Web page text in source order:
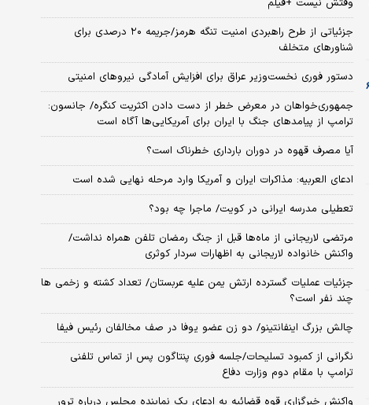
جزئیاتی از طرح راهبردی امنیت تنگه هرمز/جریمه ۲۰ درصدی برای
شناورهای متخلف
دستور فوری نخست‌وزیر عراق برای افزایش آمادگی نیروهای امنیتی
جمهوری‌خواهان در معرض خطر از دست دادن اکثریت کنگره/ جانسون:
ترامپ از پیامدهای جنگ با ایران برای آمریکایی‌ها آگاه است
آیا مصرف قهوه در دوران بارداری خطرناک است؟
ادعای العربیه: مذاکرات ایران و آمریکا وارد مرحله نهایی شده است
تعطیلی مدرسه ایرانی در کویت/ ماجرا چه بود؟
مرتضی لاریجانی از ماه‌ها قبل از جنگ رمضان تلفن همراه نداشت/
واکنش خانواده لاریجانی به اظهارات سردار کوثری
جزئیات عملیات گسترده ارتش یمن علیه عربستان/ تعداد کشته و زخمی ها
چند نفر است؟
چالش بزرگ اینفانتینو/ دو زن عضو یوفا در صف مخالفان رئیس فیفا
نگرانی از کمبود تسلیحات/جلسه فوری پنتاگون پس از تماس تلفنی
ترامپ با مقام دوم وزارت دفاع
واکنش خبرگزاری قوه قضائیه به ادعای یک نماینده مجلس درباره ترور